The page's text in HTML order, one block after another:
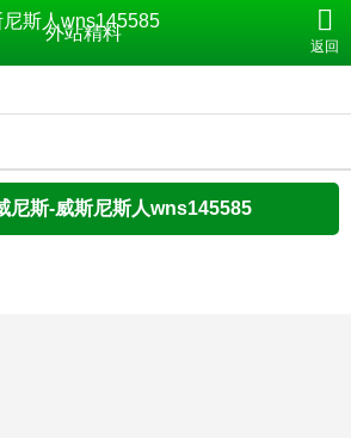
威尼斯
斯人wns145585
外站精料
返回
尼斯-威斯尼斯人wns145585